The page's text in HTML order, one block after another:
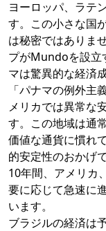
ヨーロッパ、ラテ
す。この小さな国
は秘密ではありま
プがMundoを設立
マは驚異的な経済
「パナマの例外主
メリカでは異常な
す。この地域は通
価値な通貨に慣れ
的安定性のおかげ
10年間、アメリカ
要に応じて急速に
います。
ブラジルの経済は